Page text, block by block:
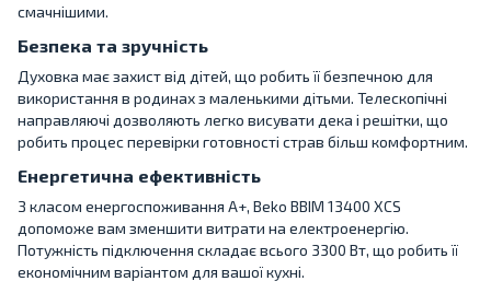
смачнішими.
Безпека та зручність
Духовка має захист від дітей, що робить її безпечною для
використання в родинах з маленькими дітьми. Телескопічні
направляючі дозволяють легко висувати дека і решітки, що
робить процес перевірки готовності страв більш комфортним.
Енергетична ефективність
З класом енергоспоживання A+, Beko BBIM 13400 XCS
допоможе вам зменшити витрати на електроенергію.
Потужність підключення складає всього 3300 Вт, що робить її
економічним варіантом для вашої кухні.